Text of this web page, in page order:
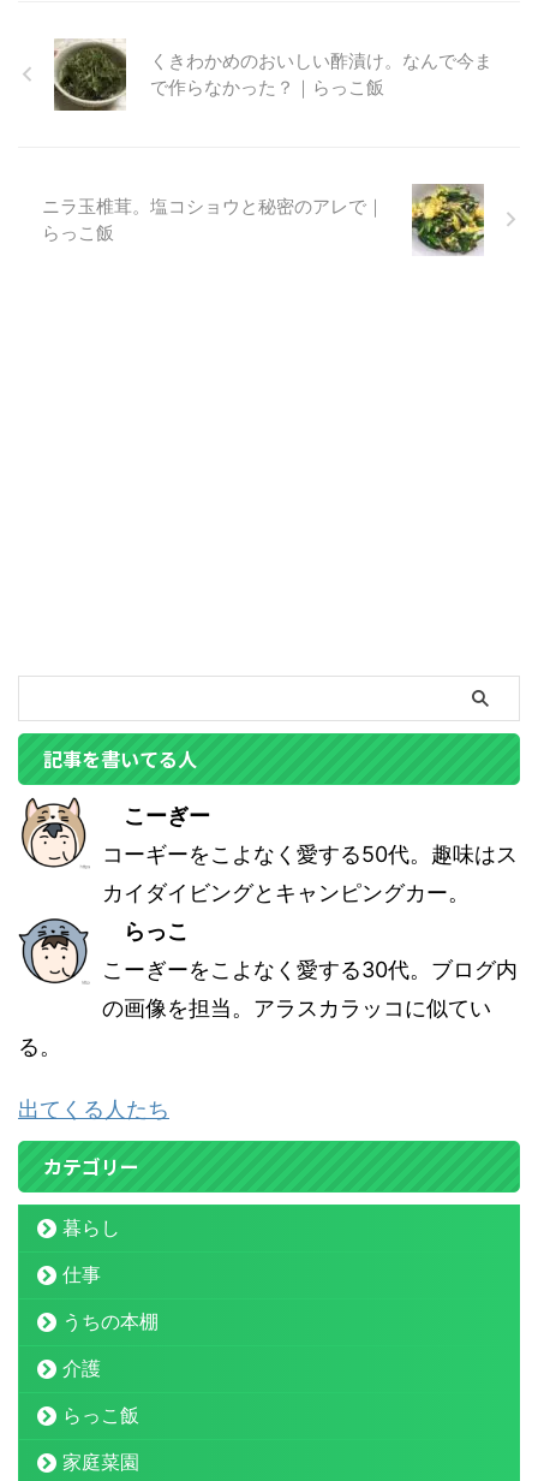
くきわかめのおいしい酢漬け。なんで今ま
で作らなかった？｜らっこ飯
ニラ玉椎茸。塩コショウと秘密のアレで｜
らっこ飯
記事を書いてる人
こーぎー
コーギーをこよなく愛する50代。趣味はス
カイダイビングとキャンピングカー。
らっこ
こーぎーをこよなく愛する30代。ブログ内
の画像を担当。アラスカラッコに似てい
る。
出てくる人たち
カテゴリー
暮らし
仕事
うちの本棚
介護
らっこ飯
家庭菜園